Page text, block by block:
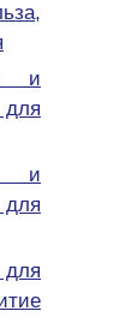
и
и